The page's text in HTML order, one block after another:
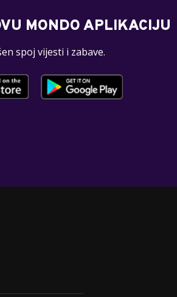
MONDO APLIKACIJU
spoj vijesti i zabave.